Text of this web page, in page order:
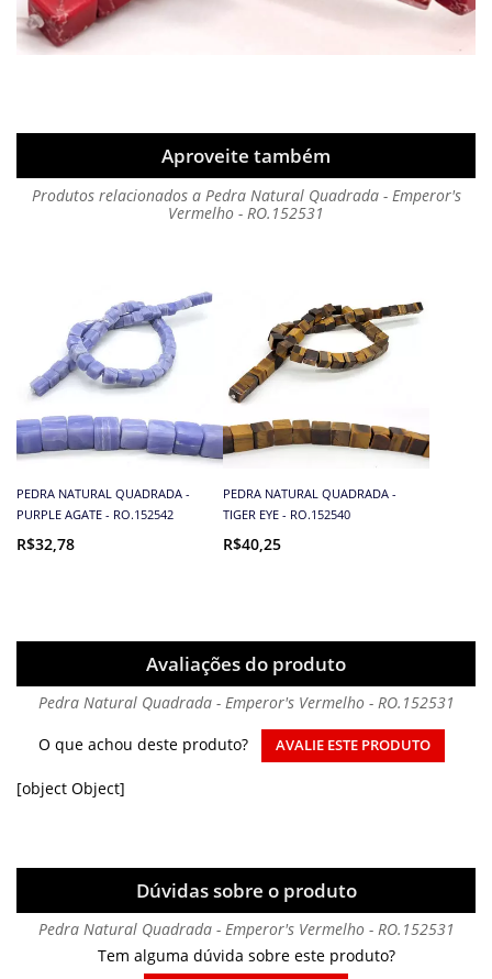
Aproveite também
Produtos relacionados a Pedra Natural Quadrada - Emperor's
Vermelho - RO.152531
PEDRA NATURAL QUADRADA -
PURPLE AGATE - RO.152542
R$32,78
PEDRA NATURAL QUADRADA -
TIGER EYE - RO.152540
R$40,25
Avaliações do produto
Pedra Natural Quadrada - Emperor's Vermelho - RO.152531
O que achou deste produto?
AVALIE ESTE PRODUTO
[object Object]
Dúvidas sobre o produto
Pedra Natural Quadrada - Emperor's Vermelho - RO.152531
Tem alguma dúvida sobre este produto?